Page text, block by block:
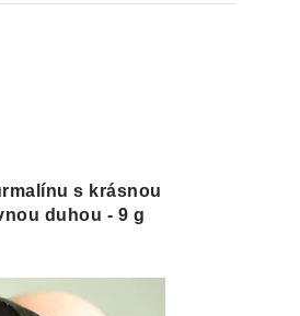
s krásnou
duhou - 9 g